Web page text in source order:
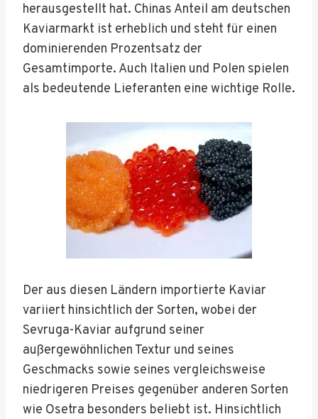
herausgestellt hat. Chinas Anteil am deutschen
Kaviarmarkt ist erheblich und steht für einen
dominierenden Prozentsatz der
Gesamtimporte. Auch Italien und Polen spielen
als bedeutende Lieferanten eine wichtige Rolle.
Der aus diesen Ländern importierte Kaviar
variiert hinsichtlich der Sorten, wobei der
Sevruga-Kaviar aufgrund seiner
außergewöhnlichen Textur und seines
Geschmacks sowie seines vergleichsweise
niedrigeren Preises gegenüber anderen Sorten
wie Osetra besonders beliebt ist. Hinsichtlich